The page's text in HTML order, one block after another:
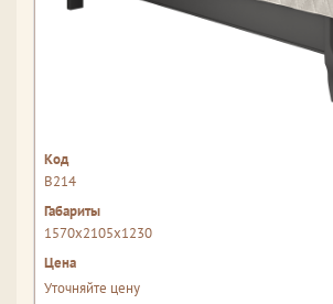
В214
1570x2105x1230
Уточняйте цену